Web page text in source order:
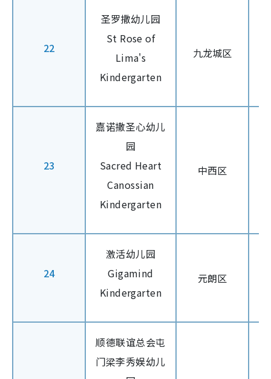
22
圣罗撒幼儿园
St Rose of
Lima's
Kindergarten
九龙城区
23
嘉诺撒圣心幼儿
园
Sacred Heart
Canossian
Kindergarten
中西区
24
激活幼儿园
Gigamind
Kindergarten
元朗区
顺德联谊总会屯
门梁李秀娱幼儿